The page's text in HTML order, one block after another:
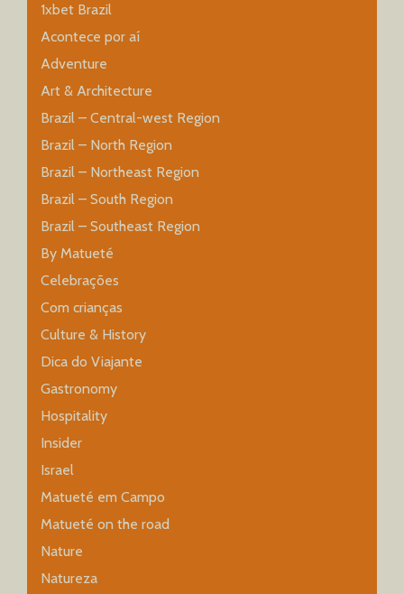
1xbet Brazil
Acontece por aí
Adventure
Art & Architecture
Brazil – Central-west Region
Brazil – North Region
Brazil – Northeast Region
Brazil – South Region
Brazil – Southeast Region
By Matueté
Celebrações
Com crianças
Culture & History
Dica do Viajante
Gastronomy
Hospitality
Insider
Israel
Matueté em Campo
Matueté on the road
Nature
Natureza